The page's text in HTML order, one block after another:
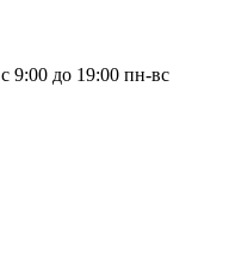
с 9:00 до 19:00 пн-вс